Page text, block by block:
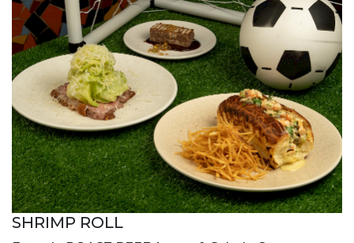
SHRIMP ROLL